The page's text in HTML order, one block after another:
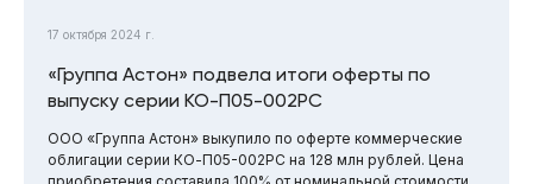
17 октября 2024 г.
«Группа Астон» подвела итоги оферты по
выпуску серии КО-П05-002РС
ООО «Группа Астон» выкупило по оферте коммерческие
облигации серии КО-П05-002РС на 128 млн рублей. Цена